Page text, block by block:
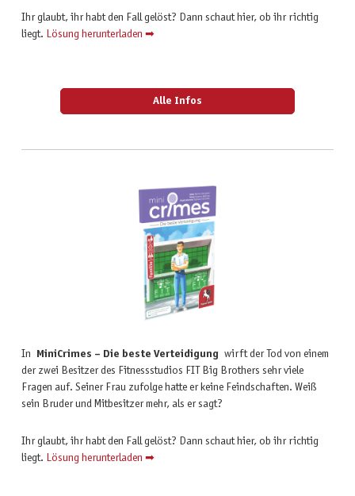
Ihr glaubt, ihr habt den Fall gelöst? Dann schaut hier, ob ihr richtig
liegt. Lösung herunterladen ➡
Alle Infos
In MiniCrimes – Die beste Verteidigungwirft der Tod von einem
der zwei Besitzer des Fitnessstudios FIT Big Brothers sehr viele
Fragen auf. Seiner Frau zufolge hatte er keine Feindschaften. Weiß
sein Bruder und Mitbesitzer mehr, als er sagt?
Ihr glaubt, ihr habt den Fall gelöst? Dann schaut hier, ob ihr richtig
liegt. Lösung herunterladen ➡